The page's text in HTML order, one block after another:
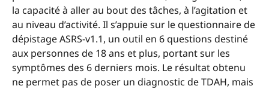
la capacité à aller au bout des tâches, à l’agitation et
au niveau d’activité. Il s’appuie sur le questionnaire de
dépistage ASRS-v1.1, un outil en 6 questions destiné
aux personnes de 18 ans et plus, portant sur les
symptômes des 6 derniers mois. Le résultat obtenu
ne permet pas de poser un diagnostic de TDAH, mais